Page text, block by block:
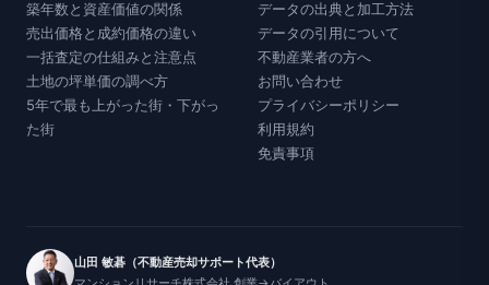
築年数と資産価値の関係
売出価格と成約価格の違い
一括査定の仕組みと注意点
土地の坪単価の調べ方
5年で最も上がった街・下がっ
た街
データの出典と加工方法
データの引用について
不動産業者の方へ
お問い合わせ
プライバシーポリシー
利用規約
免責事項
山田 敏碁（不動産売却サポート代表）